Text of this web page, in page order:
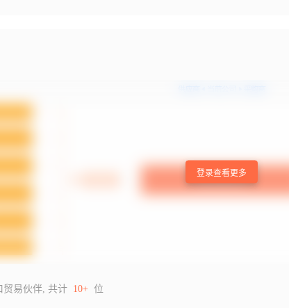
登录查看更多
贸易伙伴, 共计 10+ 位